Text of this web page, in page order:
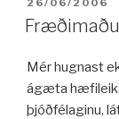
26/06/2006
Mér hugnast
ágæta
þjóðfélaginu,